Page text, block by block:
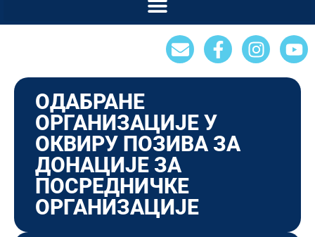
ОДАБРАНЕ
ОРГАНИЗАЦИЈЕ У
ОКВИРУ ПОЗИВА ЗА
ДОНАЦИЈЕ ЗА
ПОСРЕДНИЧКЕ
ОРГАНИЗАЦИЈЕ